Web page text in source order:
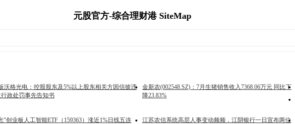
元股官方-综合理财港 SiteMap
沃格光电：控股股东及5%以上股东相关方因信披违
政处罚事先告知书
金新农(002548.SZ)：7月生猪销售收入7368.06万元 同比下
降23.83%
”创业板人工智能ETF（159363）涨近1%日线五连
江苏农信系统高层人事变动频频，江阴银行一日宣布两位